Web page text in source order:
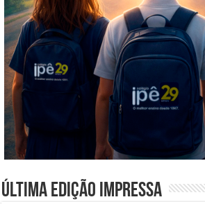
Última edição impressa